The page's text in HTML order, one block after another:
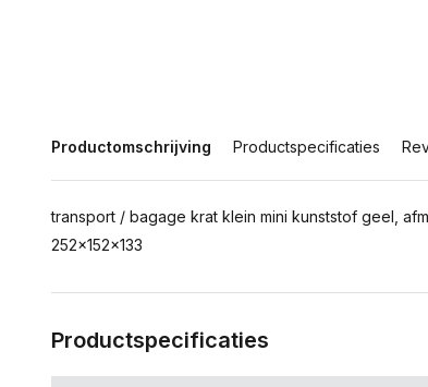
Productomschrijving Productspecificaties
transport / bagage krat klein mini kunststof geel,
252x152x133
Productspecificaties